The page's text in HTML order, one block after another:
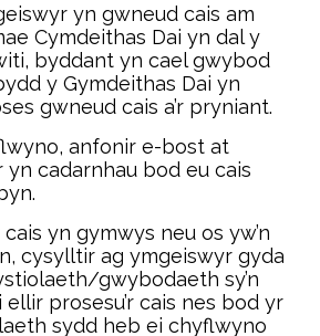
yn gwneud cais am
Cymdeithas Dai yn dal y
byddant yn cael gwybod
y Gymdeithas Dai yn
gwneud cais a’r pryniant.
anfonir e-bost at
yn cadarnhau bod eu cais
yn gymwys neu os yw’n
cysylltir ag ymgeiswyr gyda
gwybodaeth sy’n
prosesu’r cais nes bod yr
sydd heb ei chyflwyno